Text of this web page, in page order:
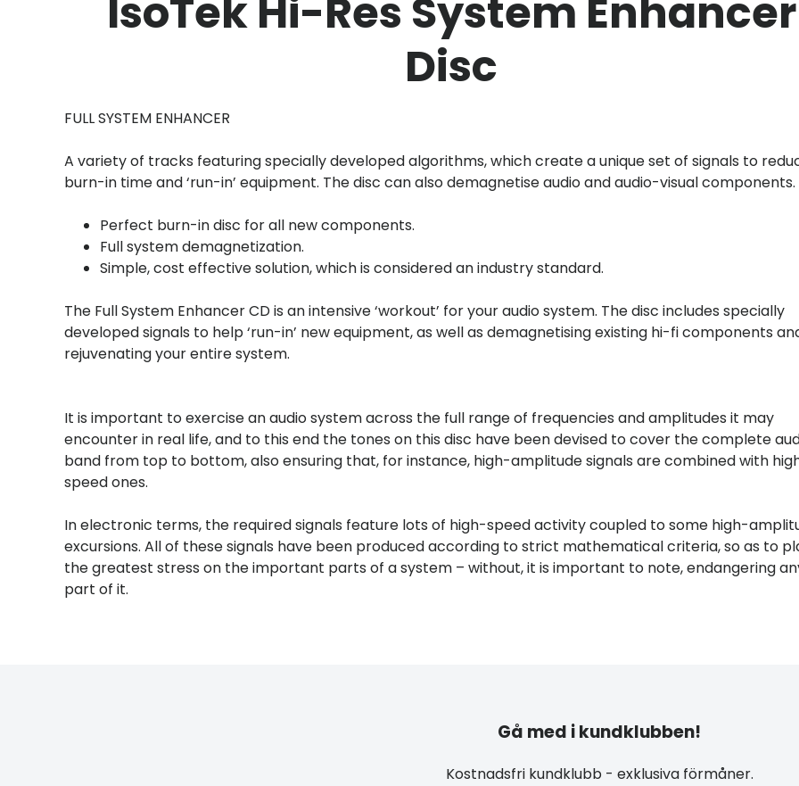
IsoTek Hi-Res System Enhancer
Disc
FULL SYSTEM ENHANCER
A variety of tracks featuring specially developed algorithms, which create a unique set of signals to
burn-in time and ‘run-in’ equipment. The disc can also demagnetise audio and audio-visual components.
Perfect burn-in disc for all new components.
Full system demagnetization.
Simple, cost effective solution, which is considered an industry standard.
The Full System Enhancer CD is an intensive ‘workout’ for your audio system. The disc includes specially
developed signals to help ‘run-in’ new equipment, as well as demagnetising existing hi-fi components
rejuvenating your entire system.
It is important to exercise an audio system across the full range of frequencies and amplitudes it may
encounter in real life, and to this end the tones on this disc have been devised to cover the complete
band from top to bottom, also ensuring that, for instance, high-amplitude signals are combined with
speed ones.
In electronic terms, the required signals feature lots of high-speed activity coupled to some high-
excursions. All of these signals have been produced according to strict mathematical criteria, so as to
the greatest stress on the important parts of a system – without, it is important to note, endangering
part of it.
Gå med i kundklubben!
Kostnadsfri kundklubb - exklusiva förmåner.